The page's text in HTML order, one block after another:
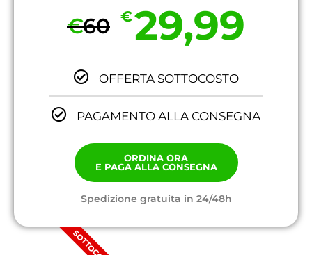
€60 €29,99
OFFERTA SOTTOCOSTO
PAGAMENTO ALLA CONSEGNA
ORDINA ORA
E PAGA ALLA CONSEGNA
Spedizione gratuita in 24/48h